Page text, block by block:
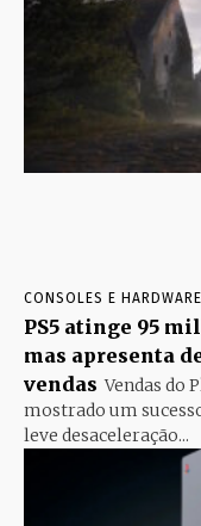
CONSOLES E HARDWARE
PS5 atinge 95
mas apresenta
vendas Vendas do
mostrado um
leve desaceleração...